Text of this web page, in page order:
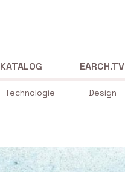
Technologie Design
KATALOG EARCH.TV